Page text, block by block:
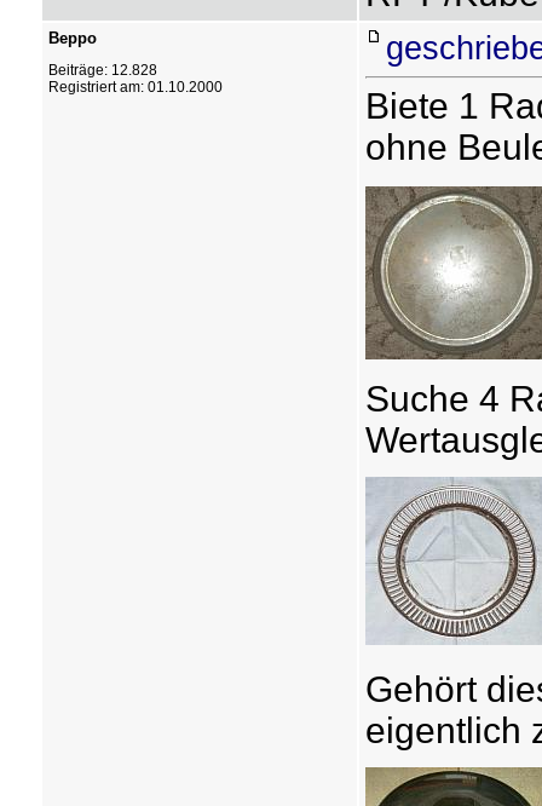
Beppo
Beiträge: 12.828
Registriert am: 01.10.2000
Biete 1
ohne
Suche 4
Gehört
eigentlich